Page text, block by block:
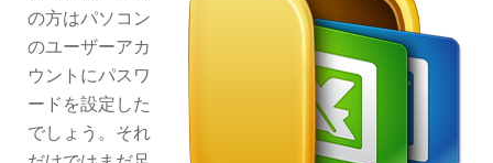
の方はパソコン
のユーザーアカ
ウントにパスワ
ードを設定した
でしょう。それ